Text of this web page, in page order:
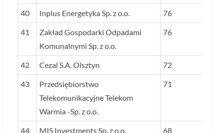
40 Inplus Energetyka Sp. z o.o. 76
41
Zakład Gospodarki Odpadami
Komunalnymi Sp. z o.o.
76
42 Cezal S.A. Olsztyn 72
43
Przedsiębiorstwo
Telekomunikacyjne Telekom
Warmia -Sp. z o.o.
71
44 MIS Investments Sp. z o.o. 68